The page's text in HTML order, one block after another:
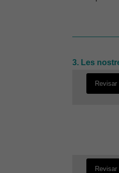
3. Les
aquest